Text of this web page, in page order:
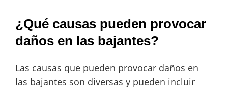
¿Qué causas pueden provocar
daños en las bajantes?
Las causas que pueden provocar daños en
las bajantes son diversas y pueden incluir